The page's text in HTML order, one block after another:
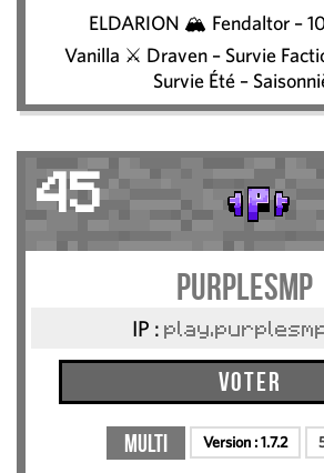
ELDARION 🏔️ Fendaltor –
Vanilla ⚔️ Draven – Survie
Survie Été –
45
PurpleSMP
IP :
Voter
Multi Version :1.7.2